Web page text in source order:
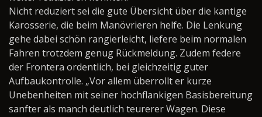
Nicht reduziert sei die gute Übersicht über die kantige
Karosserie, die beim Manövrieren helfe. Die Lenkung
gehe dabei schön rangierleicht, liefere beim normalen
Fahren trotzdem genug Rückmeldung. Zudem federe
der Frontera ordentlich, bei gleichzeitig guter
Aufbaukontrolle. „Vor allem überrollt er kurze
Unebenheiten mit seiner hochflankigen Basisbereitung
sanfter als manch deutlich teurerer Wagen. Diese